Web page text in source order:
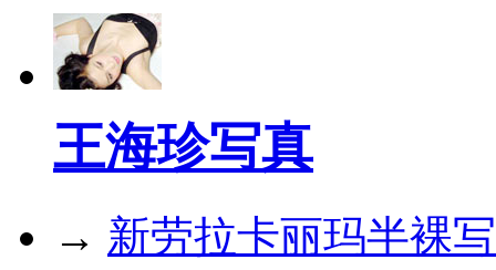
王海珍写真
→ 新劳拉卡丽玛半裸